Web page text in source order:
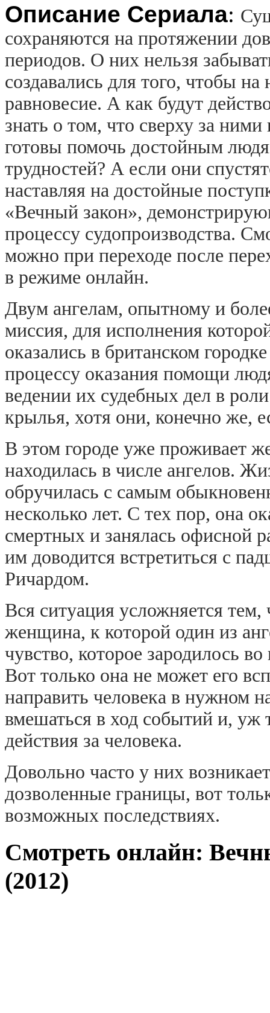
Описание Сериала:
сохраняются на протяжении
периодов. О них нельзя
создавались для того, чтобы
равновесие. А как будут
знать о том, что сверху за
готовы помочь достойным
трудностей? А если они
наставляя на достойные
«Вечный закон»,
процессу судопроизводства.
можно при переходе после
в режиме онлайн.
Двум ангелам, опытному и
миссия, для исполнения
оказались в британском
процессу оказания помощи
ведении их судебных дел в
крылья, хотя они, конечно же,
В этом городе уже проживает
находилась в числе ангелов.
обручилась с самым
несколько лет. С тех пор, она
смертных и занялась офисной
им доводится встретиться с
Ричардом.
Вся ситуация усложняется
женщина, к которой один из
чувство, которое зародилось
Вот только она не может его
направить человека в нужном
вмешаться в ход событий и, уж
действия за человека.
Довольно часто у них
дозволенные границы, вот
возможных последствиях.
Смотреть онлайн:
(2012)